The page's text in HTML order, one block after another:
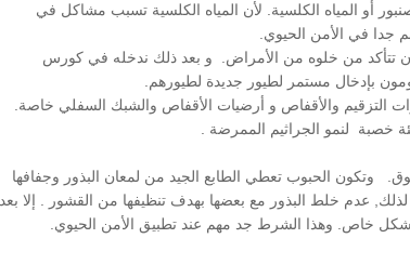
أو المياه الكلسية. لأن المياه الكلسية تسبب مشاكل في
جدا في الأمن الحيوي.
ان تتأكد من خلوه من الأمراض. و بعد ذلك ندخله في كورس
بإدخال مستمر لطيور جديدة لطيورهم.
التزقيم والأقفاص و أرضيات الأقفاص والشبك السفلي خاصة.
خصبة لنمو الجراثيم الممرضة .
وتكون الحبوب تعطي الطابع الجيد من لمعان البذور وجفافها
عدم خلط البذور مع بعضها بهدف تنظيفها من القشور . إلا بعد
خاص. وهذا الشرط جد مهم عند تطبيق الأمن الحيوي.